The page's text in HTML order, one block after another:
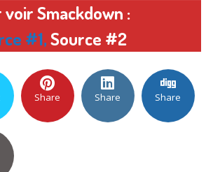
voir Smackdown :
#1,Source #2
Share Share Share